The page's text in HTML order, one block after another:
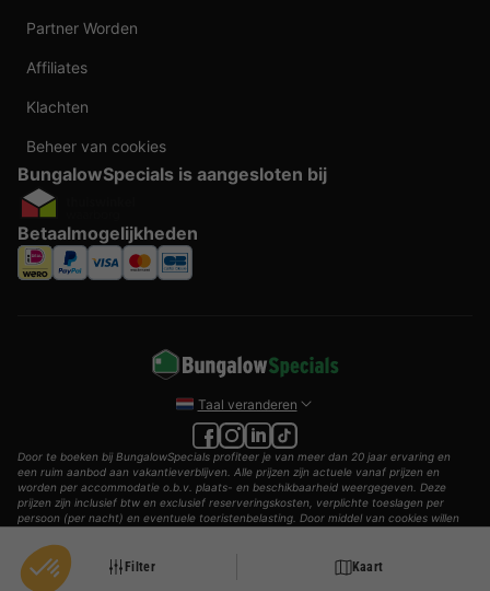
Filter Kaart
Partner Worden
Affiliates
Klachten
Beheer van cookies
BungalowSpecials is aangesloten bij
Betaalmogelijkheden
Taal veranderen
Door te boeken bij BungalowSpecials profiteer je van meer dan 20 jaar ervaring en
een ruim aanbod aan vakantieverblijven. Alle prijzen zijn actuele vanaf prijzen en
worden per accommodatie o.b.v. plaats- en beschikbaarheid weergegeven. Deze
prijzen zijn inclusief btw en exclusief reserveringskosten, verplichte toeslagen per
persoon (per nacht) en eventuele toeristenbelasting. Door middel van cookies willen
© 2002 - 2025 AddGuests B.V. Alle rechten voorbehouden.